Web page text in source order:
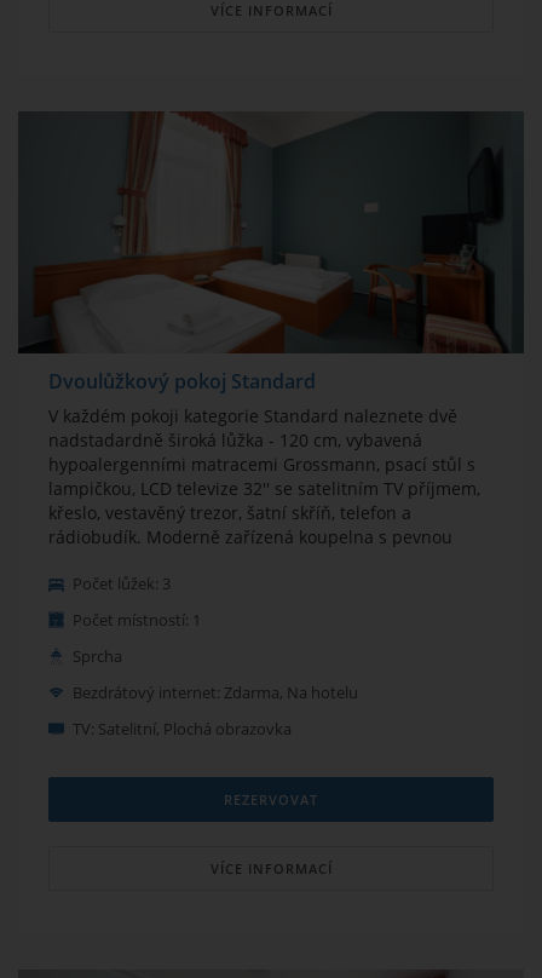
VÍCE INFORMACÍ
Dvoulůžkový pokoj Standard
V každém pokoji kategorie Standard naleznete dvě
nadstadardně široká lůžka - 120 cm, vybavená
hypoalergenními matracemi Grossmann, psací stůl s
lampičkou, LCD televize 32'' se satelitním TV příjmem,
křeslo, vestavěný trezor, šatní skříň, telefon a
rádiobudík. Moderně zařízená koupelna s pevnou
umyvadlem, zrcadlem a vysoušečem vlasů. Wi-Fi
internet zdarma.
Počet lůžek: 3
Počet místností: 1
Sprcha
Bezdrátový internet: Zdarma, Na hotelu
TV: Satelitní, Plochá obrazovka
REZERVOVAT
VÍCE INFORMACÍ